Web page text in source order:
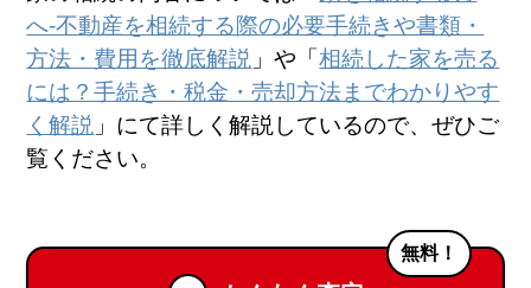
へ-不動産を相続する際の必要手続きや書類・
方法・費用を徹底解説 」や「相続した家を売る
には？手続き・税金・売却方法までわかりやす
く解説 」にて詳しく解説しているので、ぜひご
覧ください。
無料！